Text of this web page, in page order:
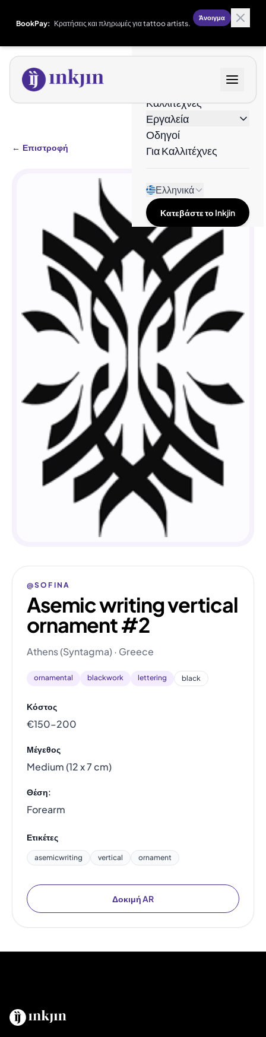
BookPay: Κρατήσεις και πληρωμές για tattoo artists.
Άνοιγμα
Καλλιτέχνες
Εργαλεία
Οδηγοί
Για Καλλιτέχνες
Ελληνικά
Κατεβάστε το Inkjin
← Επιστροφή
@SOFINA
Asemic writing vertical
ornament #2
Athens (Syntagma) · Greece
ornamental blackwork lettering black
Κόστος
€150–200
Μέγεθος
Medium (12 x 7 cm)
Θέση:
Forearm
Ετικέτες
asemicwriting vertical ornament
Δοκιμή AR